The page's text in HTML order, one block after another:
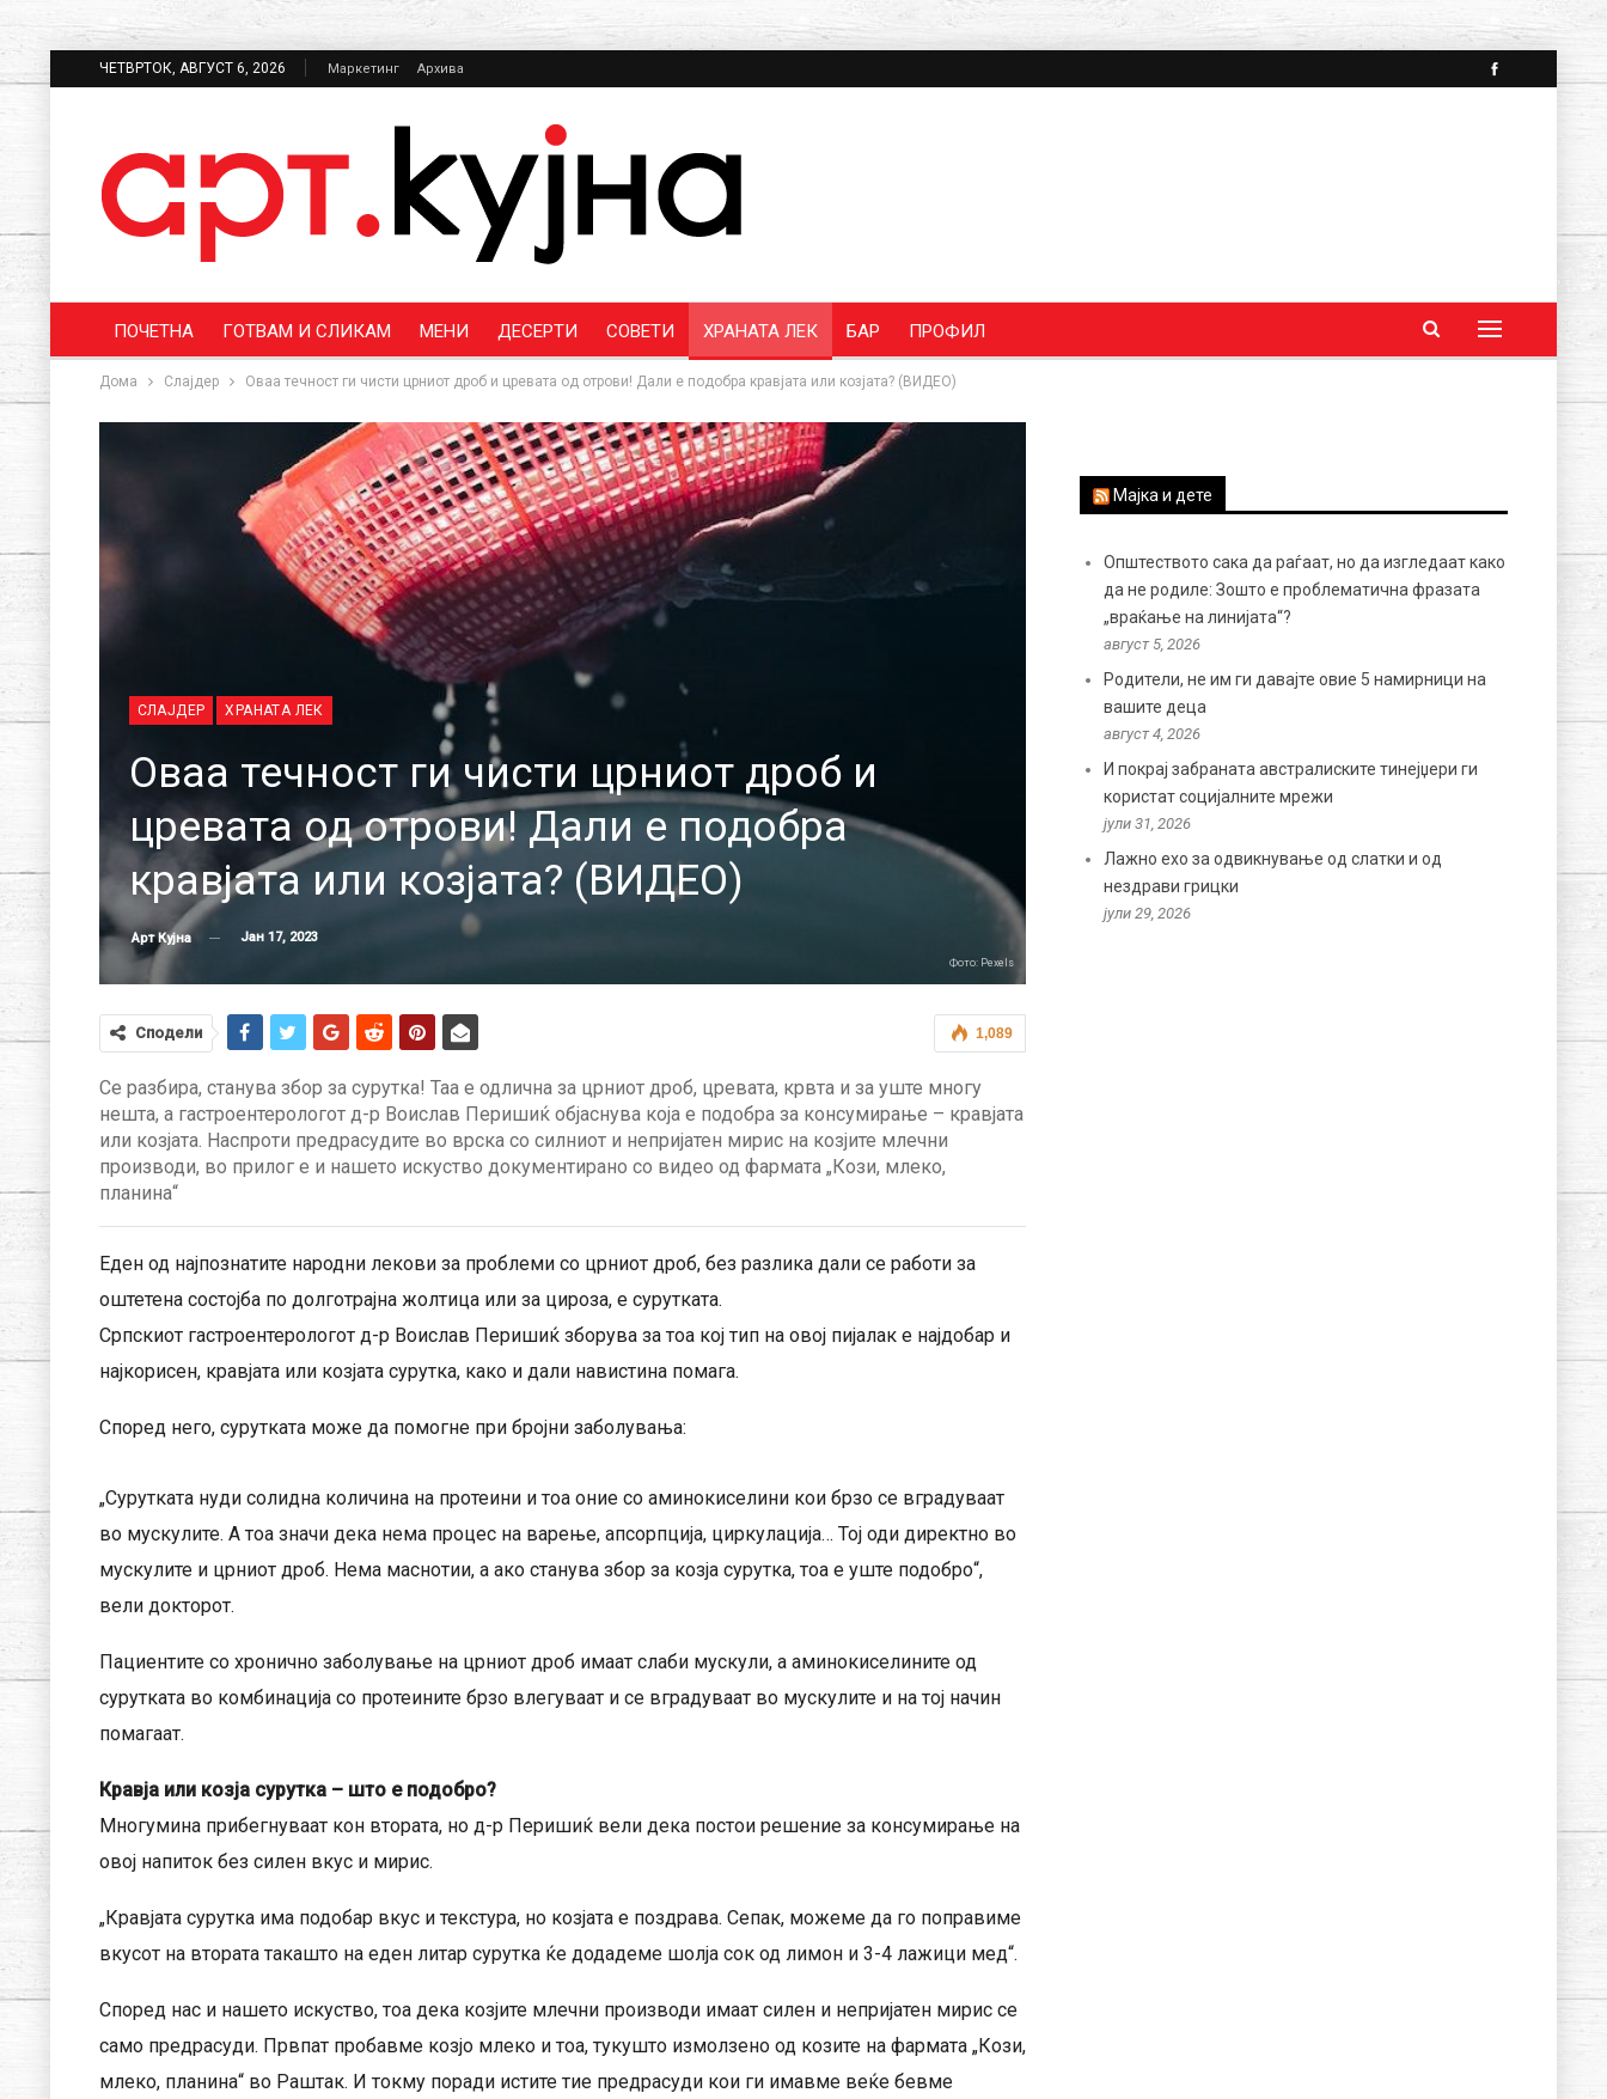
ЧЕТВРТОК, АВГУСТ 6, 2026 Маркетинг Архива
ПОЧЕТНА ГОТВАМ И СЛИКАМ МЕНИ ДЕСЕРТИ СОВЕТИ ХРАНАТА ЛЕК БАР ПРОФИЛ
Дома Слајдер Оваа течност ги чисти црниот дроб и цревата од отрови! Дали е подобра кравјата или козјата? (ВИДЕО)
СЛАЈДЕР ХРАНАТА ЛЕК
Оваа течност ги чисти црниот дроб и
цревата од отрови! Дали е подобра
кравјата или козјата? (ВИДЕО)
Арт Кујна Јан 17, 2023
Фото: Pexels
1,089
Сподели
Се разбира, станува збор за сурутка! Таа е одлична за црниот дроб, цревата, крвта и за уште многу
нешта, а гастроентерологот д-р Воислав Перишиќ објаснува која е подобра за консумирање – кравјата
или козјата. Наспроти предрасудите во врска со силниот и непријатен мирис на козјите млечни
производи, во прилог е и нашето искуство документирано со видео од фармата „Кози, млеко,
планина“
Еден од најпознатите народни лекови за проблеми со црниот дроб, без разлика дали се работи за
оштетена состојба по долготрајна жолтица или за цироза, е сурутката.
Српскиот гастроентерологот д-р Воислав Перишиќ зборува за тоа кој тип на овој пијалак е најдобар и
најкорисен, кравјата или козјата сурутка, како и дали навистина помага.
Според него, сурутката може да помогне при бројни заболувања:
„Сурутката нуди солидна количина на протеини и тоа оние со аминокиселини кои брзо се вградуваат
во мускулите. А тоа значи дека нема процес на варење, апсорпција, циркулација… Тој оди директно во
мускулите и црниот дроб. Нема маснотии, а ако станува збор за козја сурутка, тоа е уште подобро“,
вели докторот.
Пациентите со хронично заболување на црниот дроб имаат слаби мускули, а аминокиселините од
сурутката во комбинација со протеините брзо влегуваат и се вградуваат во мускулите и на тој начин
помагаат.
Кравја или козја сурутка – што е подобро?
Многумина прибегнуваат кон втората, но д-р Перишиќ вели дека постои решение за консумирање на
овој напиток без силен вкус и мирис.
„Кравјата сурутка има подобар вкус и текстура, но козјата е поздрава. Сепак, можеме да го поправиме
вкусот на втората такашто на еден литар сурутка ќе додадеме шолја сок од лимон и 3-4 лажици мед“.
Според нас и нашето искуство, тоа дека козјите млечни производи имаат силен и непријатен мирис се
само предрасуди. Првпат пробавме козјо млеко и тоа, тукушто измолзено од козите на фармата „Кози,
млеко, планина“ во Раштак. И токму поради истите тие предрасуди кои ги имавме веќе бевме
Мајка и дете
Општеството сака да раѓаат, но да изгледаат како
да не родиле: Зошто е проблематична фразата
„враќање на линијата“?
август 5, 2026
Родители, не им ги давајте овие 5 намирници на
вашите деца
август 4, 2026
И покрај забраната австралиските тинејџери ги
користат социјалните мрежи
јули 31, 2026
Лажно ехо за одвикнување од слатки и од
нездрави грицки
јули 29, 2026